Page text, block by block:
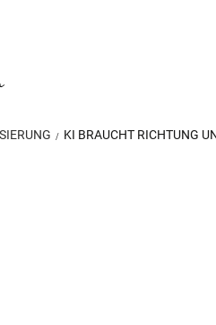
KI BRAUCHT RICHTUNG